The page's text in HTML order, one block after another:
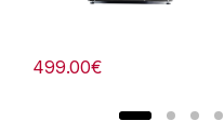
499.00€